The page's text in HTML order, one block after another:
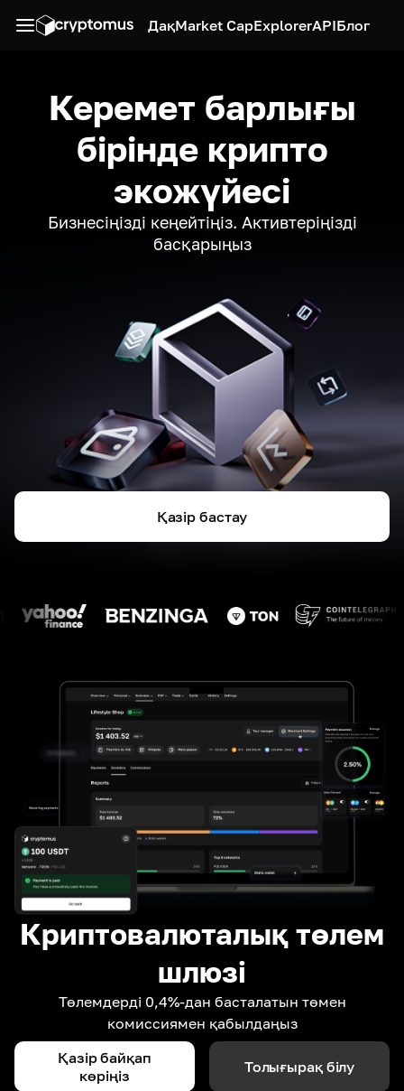
ДақMarket CapExplorerAPIБлог
Керемет барлығы
бірінде крипто
экожүйесі
Бизнесіңізді кеңейтіңіз. Активтеріңізді
басқарыңыз
Қазір бастау
Криптовалюталық төлем
шлюзі
Төлемдерді 0,4%-дан басталатын төмен
комиссиямен қабылдаңыз
Қазір байқап
көріңіз
Толығырақ білу